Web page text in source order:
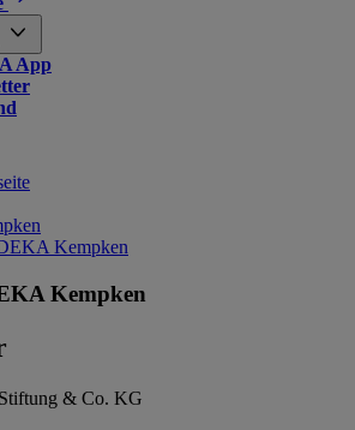
App
Kempken
Kempken
& Co. KG